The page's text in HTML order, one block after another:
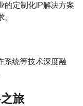
的定制化IP解决方案
系统等技术深度融
旅